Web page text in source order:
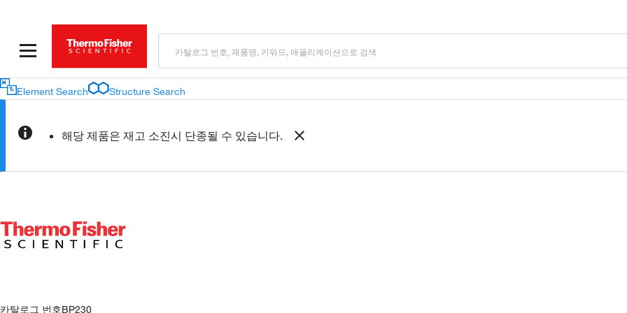
Element Search Structure Search
해당 제품은 재고 소진시 단종될 수 있습니다.
카탈로그 번호BP230